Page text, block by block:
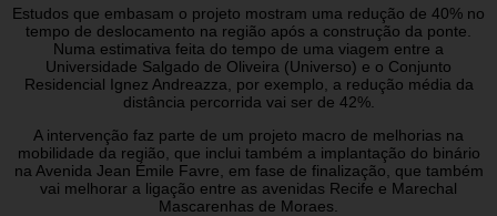
Estudos que embasam o projeto mostram uma redução de 40% no
tempo de deslocamento na região após a construção da ponte.
Numa estimativa feita do tempo de uma viagem entre a
Universidade Salgado de Oliveira (Universo) e o Conjunto
Residencial Ignez Andreazza, por exemplo, a redução média da
distância percorrida vai ser de 42%.
A intervenção faz parte de um projeto macro de melhorias na
mobilidade da região, que inclui também a implantação do binário
na Avenida Jean Émile Favre, em fase de finalização, que também
vai melhorar a ligação entre as avenidas Recife e Marechal
Mascarenhas de Moraes.